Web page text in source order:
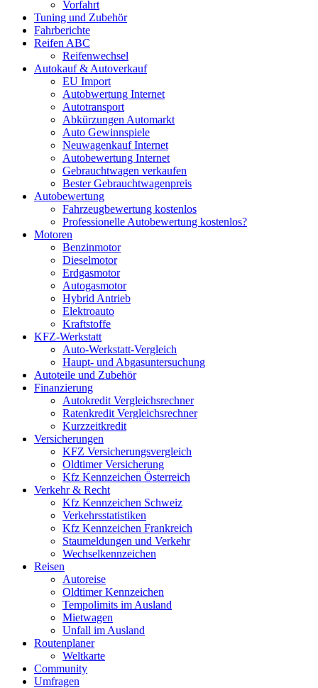
Vorfahrt
Tuning und Zubehör
Fahrberichte
Reifen ABC
Reifenwechsel
Autokauf & Autoverkauf
EU Import
Autobwertung Internet
Autotransport
Abkürzungen Automarkt
Auto Gewinnspiele
Neuwagenkauf Internet
Autobewertung Internet
Gebrauchtwagen verkaufen
Bester Gebrauchtwagenpreis
Autobewertung
Fahrzeugbewertung kostenlos
Professionelle Autobewertung kostenlos?
Motoren
Benzinmotor
Dieselmotor
Erdgasmotor
Autogasmotor
Hybrid Antrieb
Elektroauto
Kraftstoffe
KFZ-Werkstatt
Auto-Werkstatt-Vergleich
Haupt- und Abgasuntersuchung
Autoteile und Zubehör
Finanzierung
Autokredit Vergleichsrechner
Ratenkredit Vergleichsrechner
Kurzzeitkredit
Versicherungen
KFZ Versicherungsvergleich
Oldtimer Versicherung
Kfz Kennzeichen Österreich
Verkehr & Recht
Kfz Kennzeichen Schweiz
Verkehrsstatistiken
Kfz Kennzeichen Frankreich
Staumeldungen und Verkehr
Wechselkennzeichen
Reisen
Autoreise
Oldtimer Kennzeichen
Tempolimits im Ausland
Mietwagen
Unfall im Ausland
Routenplaner
Weltkarte
Community
Umfragen